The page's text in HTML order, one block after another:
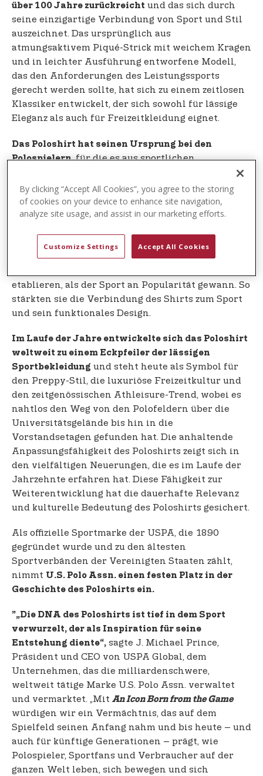
über 100 Jahre zurückreicht und das sich durch
seine einzigartige Verbindung von Sport und Stil
auszeichnet. Das ursprünglich aus
atmungsaktivem Piqué-Strick mit weichem Kragen
und in leichter Ausführung entworfene Modell,
das den Anforderungen des Leistungssports
gerecht werden sollte, hat sich zu einem zeitlosen
Klassiker entwickelt, der sich sowohl für lässige
Eleganz als auch für Freizeitkleidung eignet.
Das Poloshirt hat seinen Ursprung bei den
Polospielern, für die es aus sportlichen
Erfordernissen heraus entstanden ist. Polospieler
haben die langärmligen Baumwollhemden
angepasst, um Hitze, Bewegung und Wind beim
Spielen besser zu bewältigen. Diese funktionellen,
früheste Form des späteren Poloshirts dar. Zu
Beginn des 20. Jahrhunderts trugen Polospieler
etablieren, als der Sport an Popularität gewann. So
stärkten sie die Verbindung des Shirts zum Sport
und sein funktionales Design.
Im Laufe der Jahre entwickelte sich das Poloshirt
weltweit zu einem Eckpfeiler der lässigen
Sportbekleidung und steht heute als Symbol für
den Preppy-Stil, die luxuriöse Freizeitkultur und
den zeitgenössischen Athleisure-Trend, wobei es
nahtlos den Weg von den Polofeldern über die
Universitätsgelände bis hin in die
Vorstandsetagen gefunden hat. Die anhaltende
Anpassungsfähigkeit des Poloshirts zeigt sich in
den vielfältigen Neuerungen, die es im Laufe der
Jahrzehnte erfahren hat. Diese Fähigkeit zur
Weiterentwicklung hat die dauerhafte Relevanz
und kulturelle Bedeutung des Poloshirts gesichert.
Als offizielle Sportmarke der USPA, die 1890
gegründet wurde und zu den ältesten
Sportverbänden der Vereinigten Staaten zählt,
nimmt U.S. Polo Assn. einen festen Platz in der
Geschichte des Poloshirts ein.
”„Die DNA des Poloshirts ist tief in dem Sport
verwurzelt, der als Inspiration für seine
Entstehung diente“, sagte J. Michael Prince,
Präsident und CEO von USPA Global, dem
Unternehmen, das die milliardenschwere,
weltweit tätige Marke U.S. Polo Assn. verwaltet
und vermarktet. „Mit An Icon Born from the Game
würdigen wir ein Vermächtnis, das auf dem
Spielfeld seinen Anfang nahm und bis heute – und
auch für künftige Generationen – prägt, wie
Polospieler, Sportfans und Verbraucher auf der
ganzen Welt leben, sich bewegen und sich
By clicking “Accept All Cookies”, you agree to the storing
of cookies on your device to enhance site navigation,
analyze site usage, and assist in our marketing efforts.
Customize Settings Accept All Cookies